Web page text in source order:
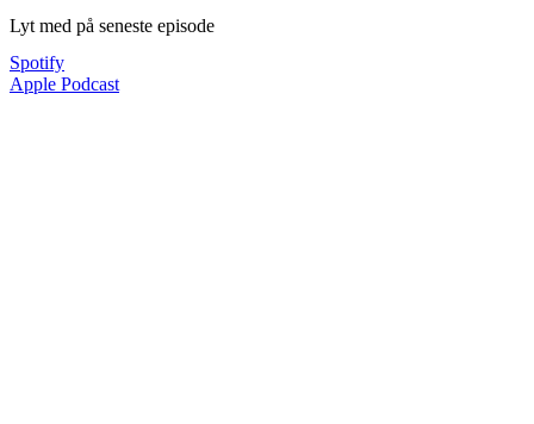
Lyt med på seneste episode
Spotify
Apple Podcast